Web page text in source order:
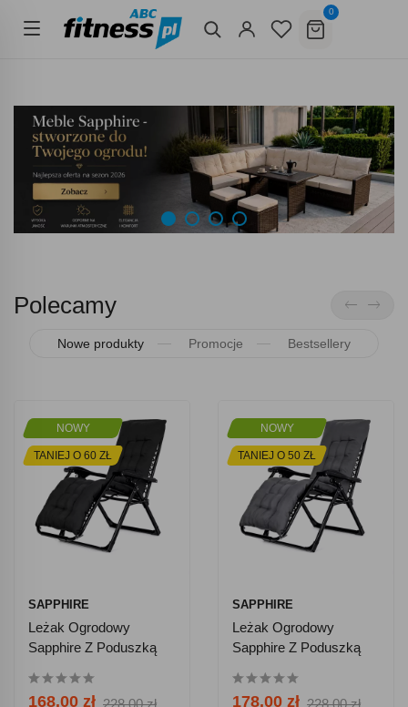
0
Polecamy
Nowe produkty Promocje Bestsellery
NOWY
TANIEJ O 60 ZŁ
SAPPHIRE
Leżak Ogrodowy
Sapphire Z Poduszką
168.00 zł
NOWY
TANIEJ O 50 ZŁ
SAPPHIRE
Leżak Ogrodowy
Sapphire Z Poduszką
178.00 zł